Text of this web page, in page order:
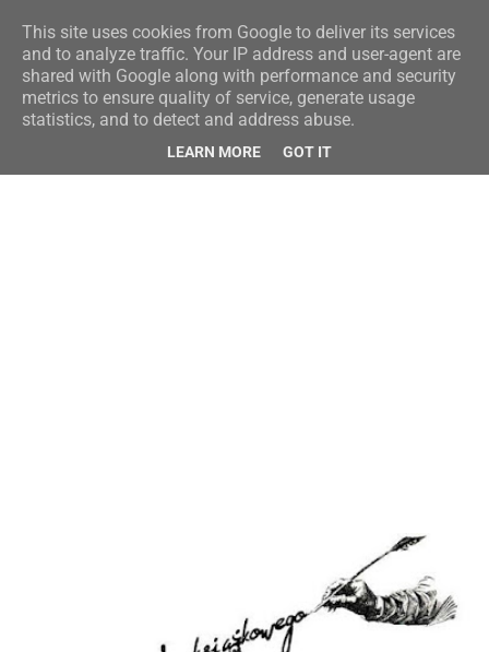
This site uses cookies from Google to deliver its services
and to analyze traffic. Your IP address and user-agent are
shared with Google along with performance and security
metrics to ensure quality of service, generate usage
statistics, and to detect and address abuse.
LEARN MORE GOT IT